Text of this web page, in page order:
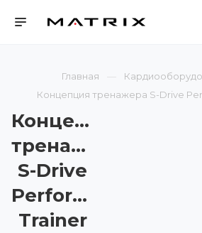
Главная
Концепция тренажера S-Drive
Концепция
тренажера
S-Drive
Performance
Trainer